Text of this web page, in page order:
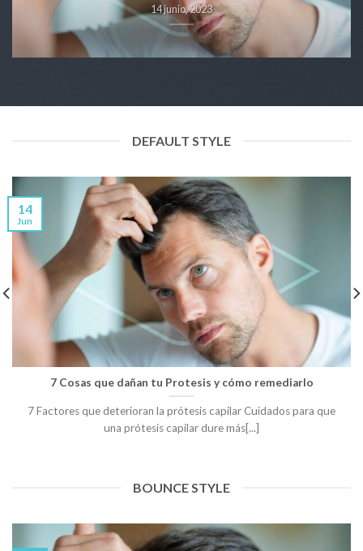
14 junio, 2023
DEFAULT STYLE
7 Cosas que dañan tu Protesis y cómo remediarlo
7 Factores que deterioran la prótesis capilar Cuidados para que
una prótesis capilar dure más[...]
14
Jun
BOUNCE STYLE